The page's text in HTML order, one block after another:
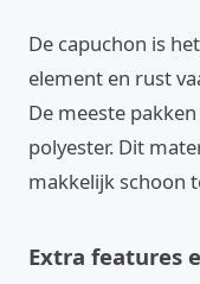
De capuchon is
element en rust
De meeste
polyester. Dit
makkelijk schoon
Extra features